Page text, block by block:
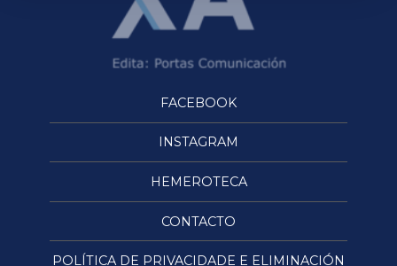
FACEBOOK
INSTAGRAM
HEMEROTECA
CONTACTO
POLÍTICA DE PRIVACIDADE E ELIMINACIÓN